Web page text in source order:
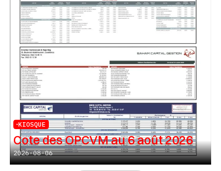
KIOSQUE
Cote des OPCVM au 6 août 2026
2026-08-06